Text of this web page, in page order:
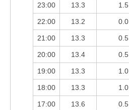
23:00 13.3 1.5
22:00 13.2 0.0
21:00 13.3 0.5
20:00 13.4 0.5
19:00 13.3 1.0
18:00 13.3 1.0
17:00 13.6 0.5